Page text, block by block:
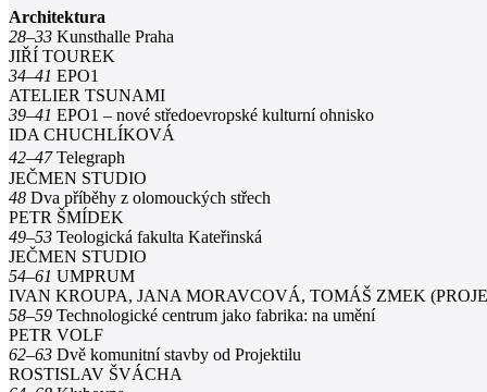
Architektura
28–33 Kunsthalle Praha
JIŘÍ TOUREK
34–41 EPO1
ATELIER TSUNAMI
39–41 EPO1 – nové středoevropské kulturní ohnisko
IDA CHUCHLÍKOVÁ
42–47Telegraph
JEČMEN STUDIO
48 Dva příběhy z olomouckých střech
PETR ŠMÍDEK
49–53 Teologická fakulta Kateřinská
JEČMEN STUDIO
54–61 UMPRUM
IVAN KROUPA, JANA MORAVCOVÁ, TOMÁŠ ZMEK
58–59 Technologické centrum jako fabrika: na umění
PETR VOLF
62–63 Dvě komunitní stavby od Projektilu
ROSTISLAV ŠVÁCHA